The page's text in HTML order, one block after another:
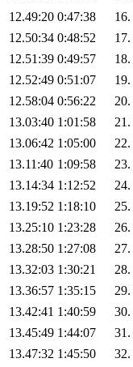
12.49:20 0:47:38 16.
12.50:34 0:48:52 17.
12.51:39 0:49:57 18.
12.52:49 0:51:07 19.
12.58:04 0:56:22 20.
13.03:40 1:01:58 21.
13.06:42 1:05:00 22.
13.11:40 1:09:58 23.
13.14:34 1:12:52 24.
13.19:52 1:18:10 25.
13.25:10 1:23:28 26.
13.28:50 1:27:08 27.
13.32:03 1:30:21 28.
13.36:57 1:35:15 29.
13.42:41 1:40:59 30.
13.45:49 1:44:07 31.
13.47:32 1:45:50 32.